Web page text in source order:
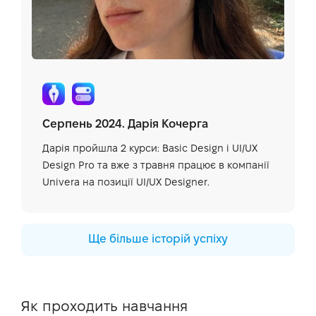
Я вірю в тебе, саме в тебе все вийде!
«Weelorum», яка працює на міжнародний
ринок на позицію UI/UX дизайнера та вже
встигла взяти участь у двох проєктах і наразі
почала роботу над новим проєктом вже
Серпень 2024. Дарія Кочерга
Дарія пройшла 2 курси: Basic Design і UI/UX
Design Pro та вже з травня працює в компанії
Univera на позиції UI/UX Designer.
Ще більше історій успіху
Як проходить навчання